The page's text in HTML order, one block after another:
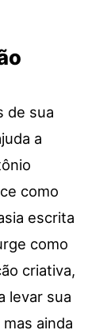
de sua
a
como
escrita
como
criativa,
levar sua
ainda